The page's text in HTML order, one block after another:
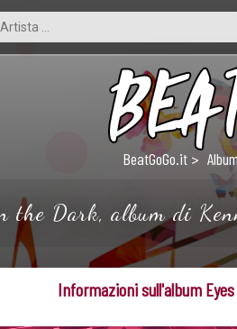
BeatGoGo.it
the Dark, album di
Informazioni sull'album